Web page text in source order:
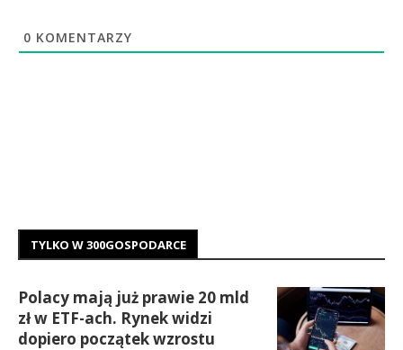
0 KOMENTARZY
TYLKO W 300GOSPODARCE
Polacy mają już prawie 20 mld
zł w ETF-ach. Rynek widzi
dopiero początek wzrostu